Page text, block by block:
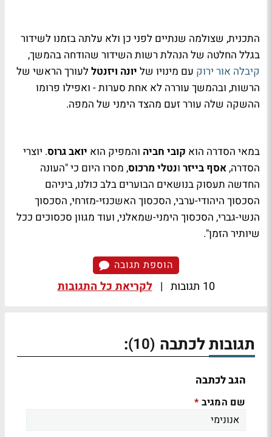
התכנית, שצולמה שנתיים לפני כן ולא עלתה בזמנו לשידור
בגלל החלטה של הנהלת רשות השידור שהודחה בהמשך,
קיבלה אור ירוק עם מינויו של יונה ויזנטללעורך הראשי של
הרשות, ובהמשך עוררה לא אחת סערות - ואפילו פרומו
ההשקה שלה עורר זעם מהצד הימני של המפה.
במאי הסדרה הוא קובי חביה והמפיק הוא יואב גרוס. יוצרי
הסדרה,אסף בייזר ונטלי מרכוס, מסרו היום כי "העונה
החדשה תעסוק בנושאים הבוערים בלב כולנו, ביניהם
הסכסוך היהודי-ערבי, הסכסוך האשכנזי-מזרחי, הסכסוך
הנשי-גברי, הסכסוך הימני-שמאלני, ועוד מגוון סכסוכים ככל
שיותיר הזמן".
הוספת תגובה
10 תגובות | לקריאת כל התגובות
תגובות לכתבה (10)
:
הגב לכתבה
שם המגיב *